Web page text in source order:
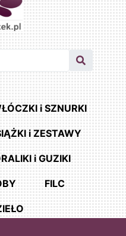
i SZNURKI
i ZESTAWY
i GUZIKI
FILC